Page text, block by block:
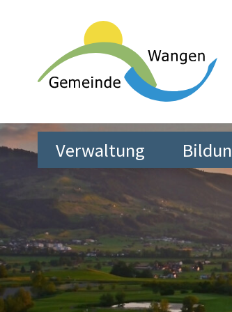
Navigieren in Wangen
Hauptnavigation
Verwaltung